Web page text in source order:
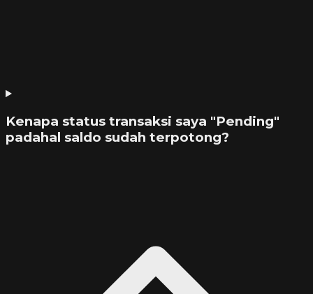
Kenapa status transaksi saya "Pending"
padahal saldo sudah terpotong?